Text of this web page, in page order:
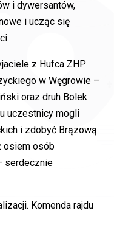
i dywersantów,
i ucząc się
z Hufca ZHP
w Węgrowie –
oraz druh Bolek
uczestnicy mogli
i zdobyć Brązową
osiem osób
serdecznie
Komenda rajdu